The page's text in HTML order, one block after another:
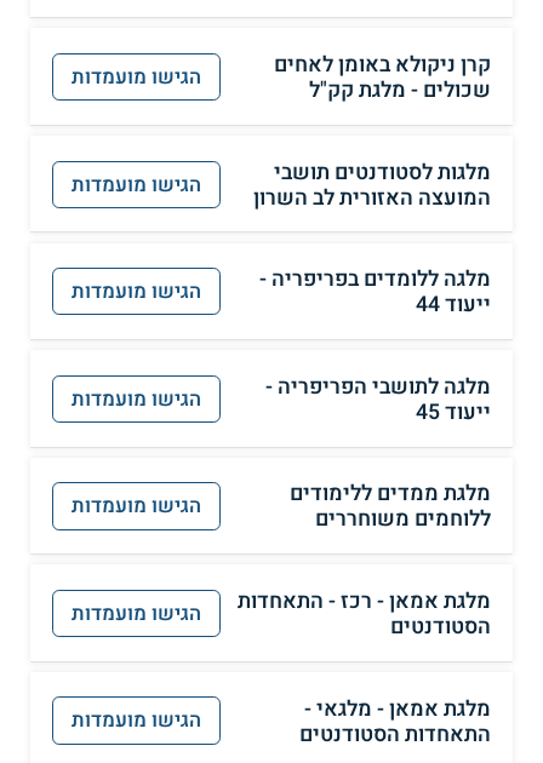
קרן ניקולא באומן לאחים
שכולים - מלגת קק"ל
הגישו מועמדות
מלגות לסטודנטים תושבי
המועצה האזורית לב השרון
הגישו מועמדות
מלגה ללומדים בפריפריה -
ייעוד 44
הגישו מועמדות
מלגה לתושבי הפריפריה -
ייעוד 45
הגישו מועמדות
מלגת ממדים ללימודים
ללוחמים משוחררים
הגישו מועמדות
מלגת אמאן - רכז - התאחדות
הסטודנטים
הגישו מועמדות
מלגת אמאן - מלגאי -
התאחדות הסטודנטים
הגישו מועמדות